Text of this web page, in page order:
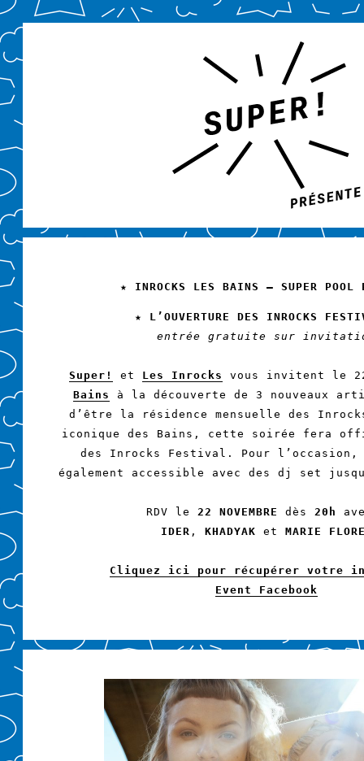
★ INROCKS LES BAINS — SUPER POOL
★ L’OUVERTURE DES INROCKS
entrée gratuite sur
Super! et Les Inrocks
vous invitent le 22
Bains à la découverte de 3 nouveaux
d’être la résidence mensuelle des
iconique des Bains, cette soirée fera
des Inrocks Festival. Pour l’occasion,
également accessible avec des dj set
RDV le 22 NOVEMBRE dès 20h
IDER , KHADYAK et MARIE
Cliquez ici pour récupérer votre
Event Facebook